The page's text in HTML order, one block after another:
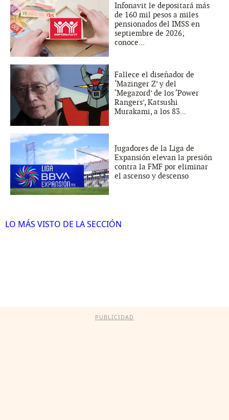
Infonavit le depositará más
de 160 mil pesos a miles
pensionados del IMSS en
septiembre de 2026;
conoce...
Fallece el diseñador de
‘Mazinger Z’ y del
‘Megazord’ de los ‘Power
Rangers’, Katsushi
Murakami, a los 83...
Jugadores de la Liga de
Expansión elevan la presión
contra la FMF por eliminar
el ascenso y descenso
LO MÁS VISTO DE LA SECCIÓN
PUBLICIDAD